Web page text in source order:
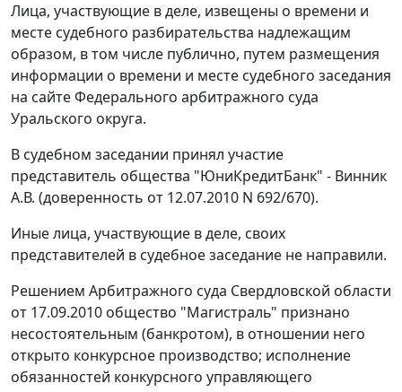
Лица, участвующие в деле, извещены о времени и
месте судебного разбирательства надлежащим
образом, в том числе публично, путем размещения
информации о времени и месте судебного заседания
на сайтеФедерального арбитражного суда
Уральского округа.
В судебном заседании принял участие
представитель общества "ЮниКредитБанк" - Винник
А.В. (доверенность от 12.07.2010 N 692/670).
Иные лица, участвующие в деле, своих
представителей в судебное заседание не направили.
Решением Арбитражного суда Свердловской области
от 17.09.2010 общество "Магистраль" признано
несостоятельным (банкротом), в отношении него
открыто конкурсное производство; исполнение
обязанностей конкурсного управляющего